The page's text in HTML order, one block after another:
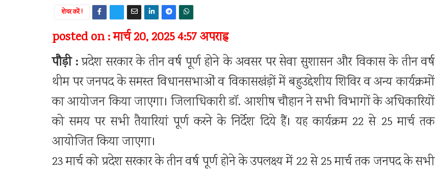
शेयर करें !
posted on : मार्च 20, 2025 4:57 अपराह्न
पौड़ी :प्रदेश सरकार के तीन वर्ष पूर्ण होने के अवसर पर सेवा सुशासन और विकास के तीन वर्ष
थीम पर जनपद के समस्त विधानसभाओं व विकासखंड़ों में बहुउद्देशीय शिविर व अन्य कार्यक्रमों
का आयोजन किया जाएगा। जिलाधिकारी डॉ. आशीष चौहान ने सभी विभागों के अधिकारियों
को समय पर सभी तैयारियां पूर्ण करने के निर्देश दिये हैं। यह कार्यक्रम 22 से 25 मार्च तक
आयोजित किया जाएगा।
23 मार्च को प्रदेश सरकार के तीन वर्ष पूर्ण होने के उपलक्ष्य में 22 से 25 मार्च तक जनपद के सभी